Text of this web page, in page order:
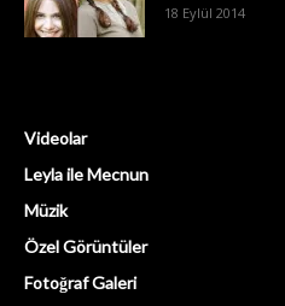
18 Eylül 2014
Videolar
Leyla ile Mecnun
Müzik
Özel Görüntüler
Fotoğraf Galeri